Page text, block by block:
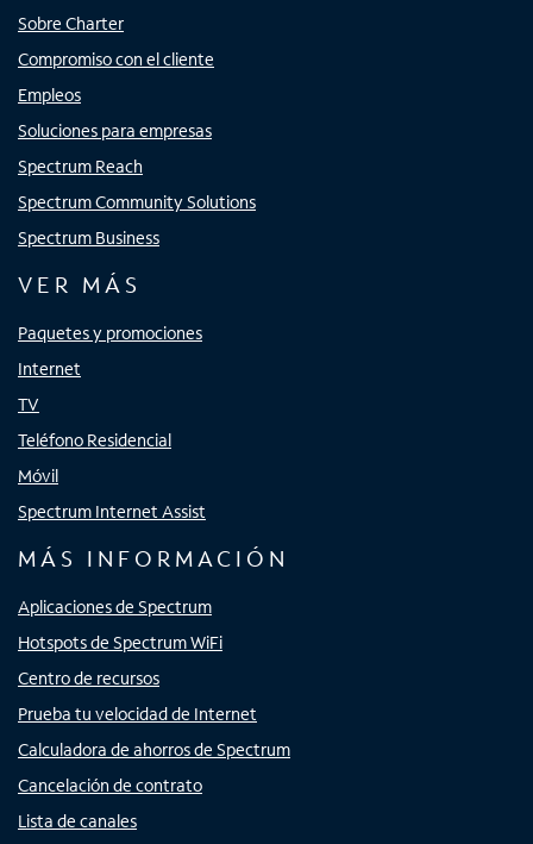
Sobre Charter
Compromiso con el cliente
Empleos
Soluciones para empresas
Spectrum Reach
Spectrum Community Solutions
Spectrum Business
VER MÁS
Paquetes y promociones
Internet
TV
Teléfono Residencial
Móvil
Spectrum Internet Assist
MÁS INFORMACIÓN
Aplicaciones de Spectrum
Hotspots de Spectrum WiFi
Centro de recursos
Prueba tu velocidad de Internet
Calculadora de ahorros de Spectrum
Cancelación de contrato
Lista de canales